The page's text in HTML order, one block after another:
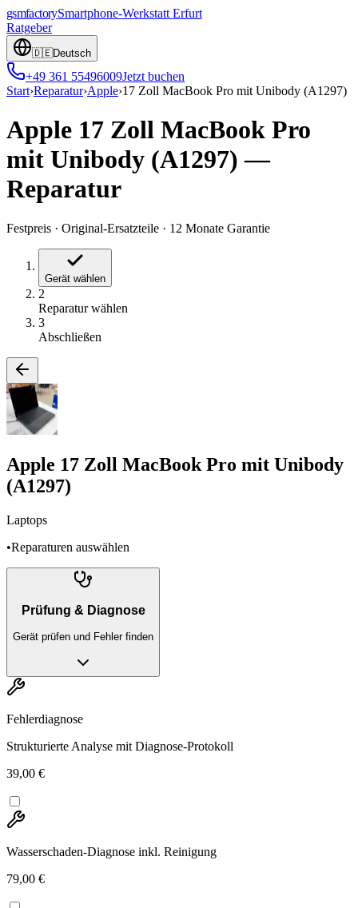
gsmfactorySmartphone-Werkstatt Erfurt
Ratgeber
🇩🇪Deutsch
+49 361 55496009Jetzt buchen
Start›Reparatur›Apple›17 Zoll MacBook Pro mit Unibody (A1297)
Apple 17 Zoll MacBook Pro
mit Unibody (A1297) —
Reparatur
Festpreis · Original-Ersatzteile · 12 Monate Garantie
Gerät wählen
2
Reparatur wählen
3
Abschließen
Apple 17 Zoll MacBook Pro mit Unibody
(A1297)
Laptops
•Reparaturen auswählen
Prüfung & Diagnose
Gerät prüfen und Fehler finden
Fehlerdiagnose
Strukturierte Analyse mit Diagnose-Protokoll
39,00 €
Wasserschaden-Diagnose inkl. Reinigung
79,00 €